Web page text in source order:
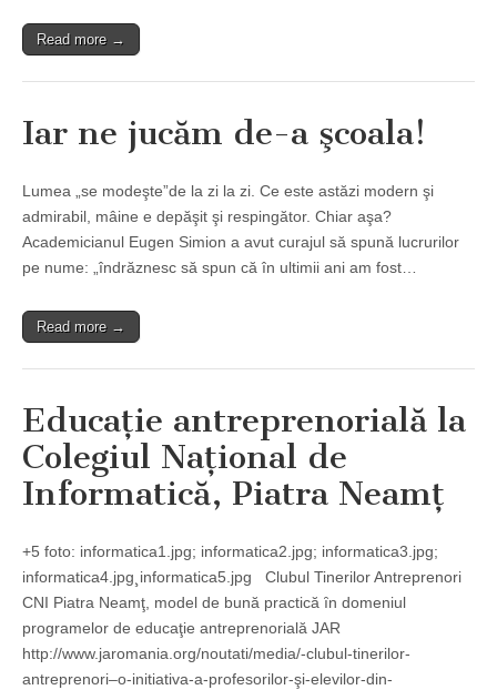
Read more →
Iar ne jucăm de-a şcoala!
Lumea „se modeşte”de la zi la zi. Ce este astăzi modern şi
admirabil, mâine e depăşit şi respingător. Chiar aşa?
Academicianul Eugen Simion a avut curajul să spună lucrurilor
pe nume: „îndrăznesc să spun că în ultimii ani am fost…
Read more →
Educaţie antreprenorială la
Colegiul Naţional de
Informatică, Piatra Neamţ
+5 foto: informatica1.jpg; informatica2.jpg; informatica3.jpg;
informatica4.jpg¸informatica5.jpg Clubul Tinerilor Antreprenori
CNI Piatra Neamţ, model de bună practică ȋn domeniul
programelor de educaţie antreprenorială JAR
http://www.jaromania.org/noutati/media/-clubul-tinerilor-
antreprenori–o-initiativa-a-profesorilor-şi-elevilor-din-